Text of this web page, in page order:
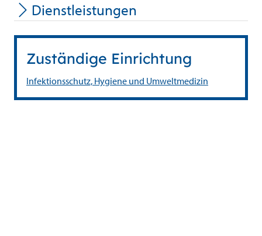
Dienstleistungen
Zuständige Einrichtung
Infektionsschutz, Hygiene und Umweltmedizin